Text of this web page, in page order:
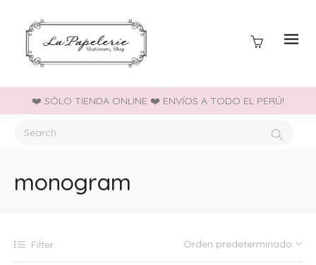
❤️ SÓLO TIENDA ONLINE ❤️ ENVÍOS A TODO EL PERÚ!
monogram
Filter